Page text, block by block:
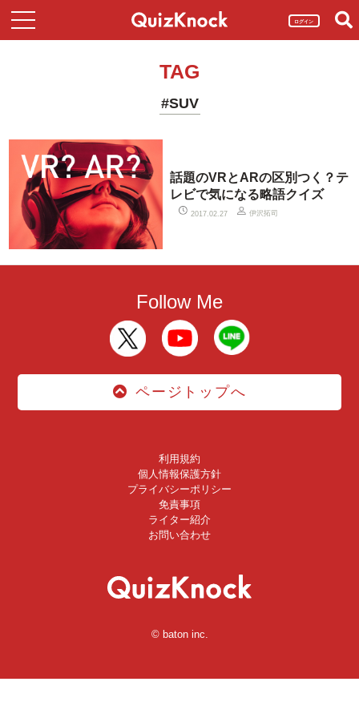
ログイン
TAG
#SUV
話題のVRとARの区別つく？テ
レビで気になる略語クイズ
2017.02.27 伊沢拓司
Follow Me
ページトップへ
利用規約
個人情報保護方針
プライバシーポリシー
免責事項
ライター紹介
お問い合わせ
© baton inc.